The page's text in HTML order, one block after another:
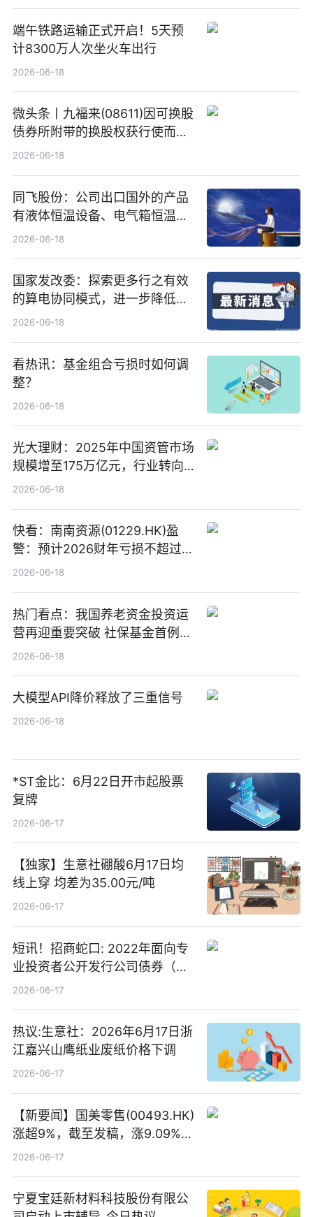
端午铁路运输正式开启！5天预
计8300万人次坐火车出行
2026-06-18
微头条丨九福来(08611)因可换股
债券所附带的换股权获行使而发
行5200万股
2026-06-18
同飞股份：公司出口国外的产品
有液体恒温设备、电气箱恒温装
置、纯水冷却单元和特种换热器
2026-06-18
国家发改委：探索更多行之有效
的算电协同模式，进一步降低网
络传输时延_最资讯
2026-06-18
看热讯：基金组合亏损时如何调
整？
2026-06-18
光大理财：2025年中国资管市场
规模增至175万亿元，行业转向
“量质并重”
2026-06-18
快看：南南资源(01229.HK)盈
警：预计2026财年亏损不超过
1000万港元
2026-06-18
热门看点：我国养老资金投资运
营再迎重要突破 社保基金首例期
货账户完成开立
2026-06-18
大模型API降价释放了三重信号
2026-06-18
*ST金比：6月22日开市起股票
复牌
2026-06-17
【独家】生意社硼酸6月17日均
线上穿 均差为35.00元/吨
2026-06-17
短讯！招商蛇口: 2022年面向专
业投资者公开发行公司债券（第
二期）（品种二）2026年付息公
2026-06-17
热议:生意社：2026年6月17日浙
江嘉兴山鹰纸业废纸价格下调
2026-06-17
【新要闻】国美零售(00493.HK)
涨超9%，截至发稿，涨9.09%，
报0.012港元，成交额37.26万港
2026-06-17
宁夏宝廷新材料科技股份有限公